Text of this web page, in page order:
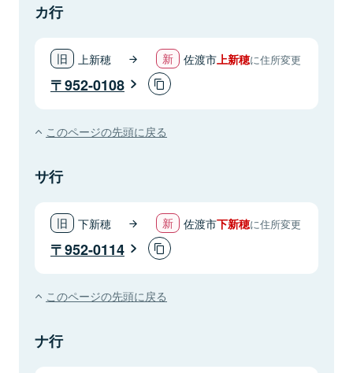
カ行
上新穂 佐渡市上新穂に住所変更
952-0108
このページの先頭に戻る
サ行
下新穂 佐渡市下新穂に住所変更
952-0114
このページの先頭に戻る
ナ行